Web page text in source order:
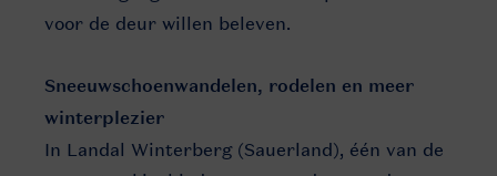
voor de deur willen beleven.
Sneeuwschoenwandelen, rodelen en meer
winterplezier
In Landal Winterberg (Sauerland), één van de